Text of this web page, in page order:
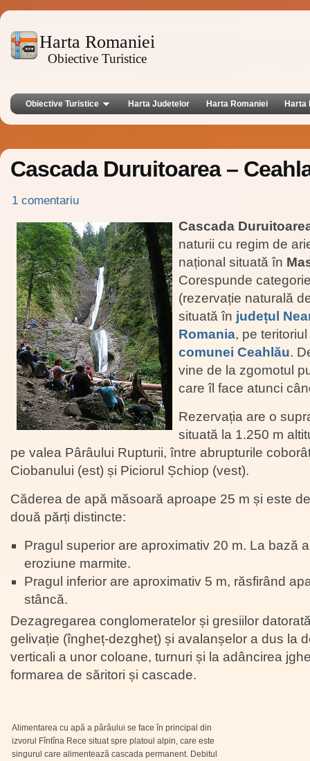
Harta Romaniei
Obiective Turistice
Obiective Turistice Harta Judetelor Harta Romaniei Harta
Cascada Duruitoarea –
1 comentariu
Cascada
naturii cu regim de
național situată în
Corespunde
(rezervație naturală
situată în județul
Romania, pe
comunei Ceahlău.
vine de la zgomotul
care îl face atunci
Rezervația are o
situată la 1.250 m
pe valea Pârâului Rupturii, între abrupturile
Ciobanului (est) și Piciorul Șchiop (vest).
Căderea de apă măsoară aproape 25 m și este
două părți distincte:
Pragul superior are aproximativ 20 m. La bază
eroziune marmite.
Pragul inferior are aproximativ 5 m, răsfirând
stâncă.
Dezagregarea conglomeratelor și gresiilor
gelivație (îngheț-dezgheț) și avalanșelor a dus la
verticali a unor coloane, turnuri și la adâncirea
formarea de săritori și cascade.
Alimentarea cu apă a pârâului se face în principal din
izvorul Fîntîna Rece situat spre platoul alpin, care este
singurul care alimentează cascada permanent. Debitul